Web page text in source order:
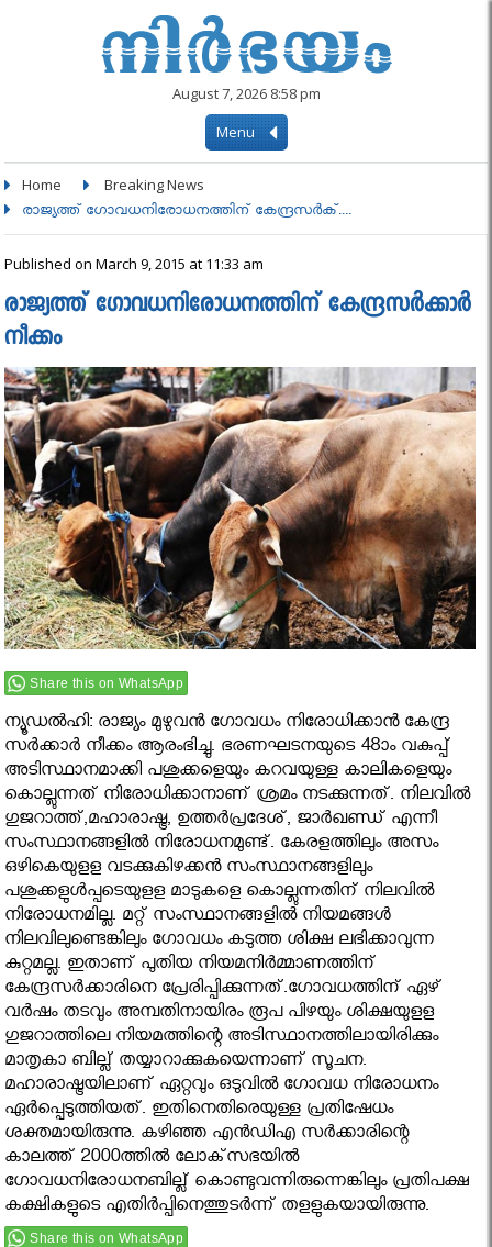
August 7, 2026 8:58 pm
Menu
Home Breaking News
രാജ്യത്ത് ഗോവധനിരോധനത്തിന് കേന്ദ്രസർക്....
Published on March 9, 2015 at 11:33 am
രാജ്യത്ത് ഗോവധനിരോധനത്തിന് കേന്ദ്രസർക്കാർ
നീക്കം
Share this on WhatsApp
ന്യൂഡല്‍ഹി: രാജ്യം മുഴുവൻ ഗോവധം നിരോധിക്കാൻ കേന്ദ്ര
സർക്കാർ നീക്കം ആരംഭിച്ചു. ഭരണഘടനയുടെ 48ാം വകുപ്പ്
അടിസ്ഥാനമാക്കി പശുക്കളെയും കറവയുള്ള കാലികളെയും
കൊല്ലുന്നത് നിരോധിക്കാനാണ് ശ്രമം നടക്കുന്നത്. നിലവിൽ
ഗുജറാത്ത്,മഹാരാഷ്ട്ര, ഉത്തര്‍പ്രദേശ്, ജാര്‍ഖണ്ഡ് എന്നീ
സംസ്ഥാനങ്ങളിൽ നിരോധനമുണ്ട്. കേരളത്തിലും അസം
ഒഴികെയുളള വടക്കുകിഴക്കന്‍ സംസ്ഥാനങ്ങളിലും
പശുക്കളുള്‍പ്പടെയുളള മാടുകളെ കൊല്ലുന്നതിന് നിലവില്‍
നിരോധനമില്ല. മറ്റ് സംസ്ഥാനങ്ങളില്‍ നിയമങ്ങള്‍
നിലവിലുണ്ടെങ്കിലും ഗോവധം കടുത്ത ശിക്ഷ ലഭിക്കാവുന്ന
കുറ്റമല്ല. ഇതാണ് പുതിയ നിയമനിര്‍മ്മാണത്തിന്
കേന്ദ്രസര്‍ക്കാരിനെ പ്രേരിപ്പിക്കുന്നത്.ഗോവധത്തിന് ഏഴ്
വര്‍ഷം തടവും അമ്പതിനായിരം രൂപ പിഴയും ശിക്ഷയുളള
ഗുജറാത്തിലെ നിയമത്തിന്റെ അടിസ്ഥാനത്തിലായിരിക്കും
മാതൃകാ ബില്ല് തയ്യാറാക്കുകയെന്നാണ് സൂചന.
മഹാരാഷ്ട്രയിലാണ് ഏറ്റവും ഒടുവിൽ ഗോവധ നിരോധനം
ഏർപ്പെടുത്തിയത്. ഇതിനെതിരെയുള്ള പ്രതിഷേധം
ശക്തമായിരുന്നു. കഴിഞ്ഞ എന്‍ഡിഎ സര്‍ക്കാരിന്റെ
കാലത്ത് 2000ത്തില്‍ ലോക്‌സഭയില്‍
ഗോവധനിരോധനബില്ല് കൊണ്ടുവന്നിരുന്നെങ്കിലും പ്രതിപക്ഷ
കക്ഷികളുടെ എതിര്‍പ്പിനെത്തുടര്‍ന്ന് തളളുകയായിരുന്നു.
Share this on WhatsApp